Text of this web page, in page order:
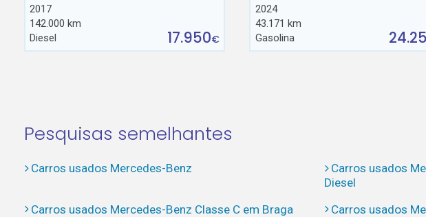
2017
142.000 km
Diesel
17.950€
2024
43.171 km
Gasolina
Pesquisas semelhantes
Carros usados Mercedes-Benz
Carros usados
Diesel
Carros usados Mercedes-Benz Classe C em Braga Carros usados